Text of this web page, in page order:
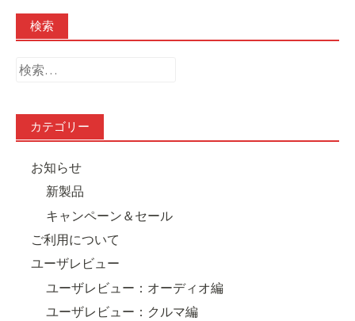
検索
検
カテゴリー
お知らせ
新製品
キャンペーン＆セール
ご利用について
ユーザレビュー
ユーザレビュー：オーディオ編
ユーザレビュー：クルマ編